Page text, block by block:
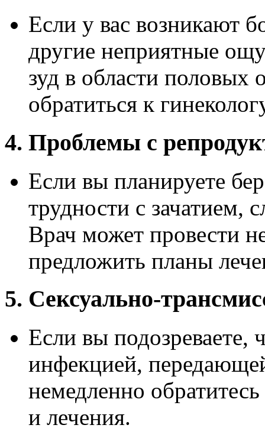
Если у вас возникают
другие неприятные
зуд в области половых
обратиться к
4. Проблемы с
Если вы планируете
трудности с зачатием,
Врач может провести
предложить планы
5. Сексуально-
Если вы подозреваете,
инфекцией,
немедленно
и лечения.